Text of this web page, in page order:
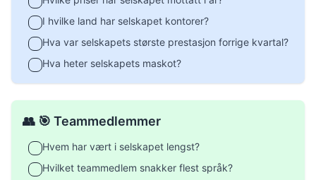
I hvilke land har selskapet kontorer?
Hva var selskapets største prestasjon forrige kvartal?
Hva heter selskapets maskot?
👥 🎯 Teammedlemmer
Hvem har vært i selskapet lengst?
Hvilket teammedlem snakker flest språk?